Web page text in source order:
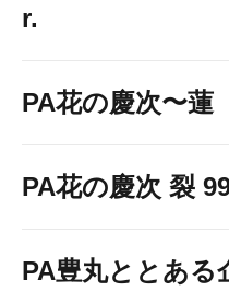
r.
PA花の慶次〜蓮
PA花の慶次 裂
PA豊丸ととある